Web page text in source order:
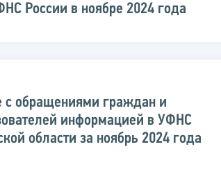
России в ноябре 2024 года
с обращениями граждан и
информацией в УФНС
области за ноябрь 2024 года